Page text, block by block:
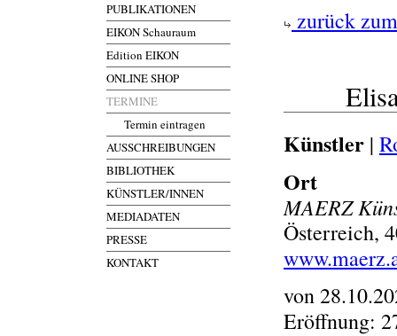
PUBLIKATIONEN
EIKON Schauraum
Edition EIKON
ONLINE SHOP
TERMINE
Termin eintragen
AUSSCHREIBUNGEN
BIBLIOTHEK
KÜNSTLER/INNEN
MEDIADATEN
PRESSE
KONTAKT
zurück
Künstler |
Ort
MAERZ
Österreich,
von
Eröffnung: